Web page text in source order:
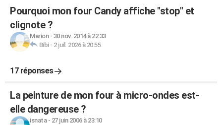
Pourquoi mon four Candy affiche "stop" et
clignote ?
Marion- 30 nov. 2014 à 22:33
Bibi- 2 juil. 2026 à 20:55
17 réponses
La peinture de mon four à micro-ondes est-
elle dangereuse ?
isnata- 27 juin 2006 à 23:10